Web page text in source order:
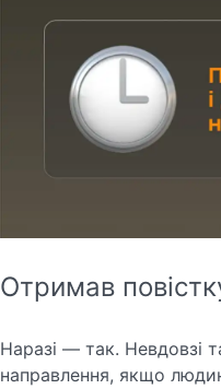
Отримав
Наразі — так. Невдовзі
направлення, якщо